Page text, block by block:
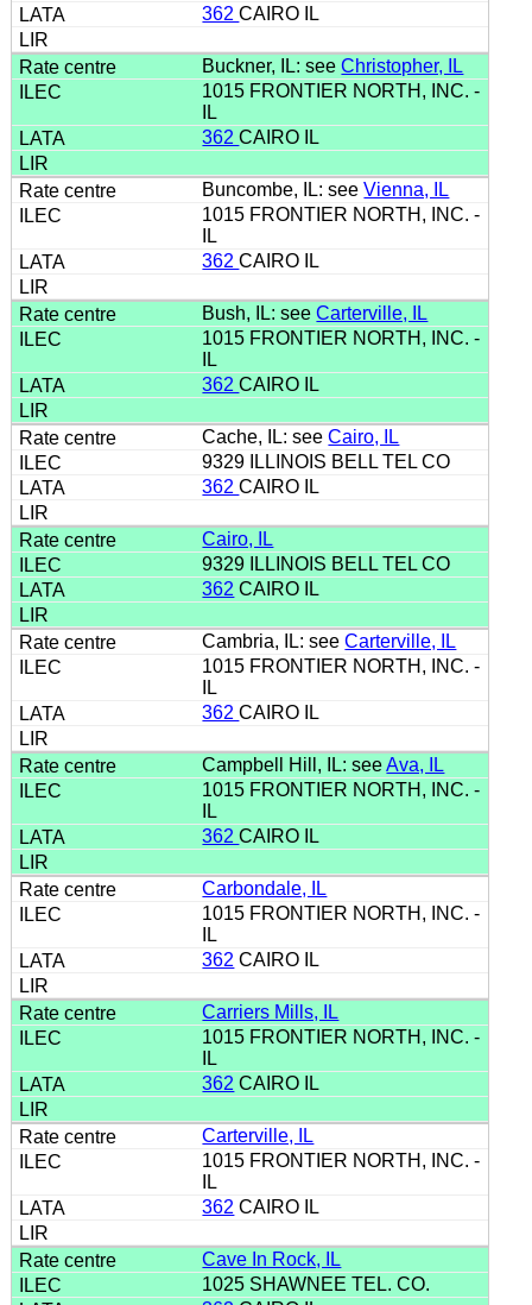
362CAIRO IL
Buckner, IL: seeChristopher, IL
1015 FRONTIER NORTH, INC. -
IL
362CAIRO IL
Buncombe, IL: seeVienna, IL
1015 FRONTIER NORTH, INC. -
IL
362CAIRO IL
Bush, IL: seeCarterville, IL
1015 FRONTIER NORTH, INC. -
IL
362CAIRO IL
Cache, IL: seeCairo, IL
9329 ILLINOIS BELL TEL CO
362CAIRO IL
Cairo, IL
9329 ILLINOIS BELL TEL CO
362 CAIRO IL
Cambria, IL: seeCarterville, IL
1015 FRONTIER NORTH, INC. -
IL
362CAIRO IL
Campbell Hill, IL: seeAva, IL
1015 FRONTIER NORTH, INC. -
IL
362CAIRO IL
Carbondale, IL
1015 FRONTIER NORTH, INC. -
IL
362 CAIRO IL
Carriers Mills, IL
1015 FRONTIER NORTH, INC. -
IL
362 CAIRO IL
Carterville, IL
1015 FRONTIER NORTH, INC. -
IL
362 CAIRO IL
Cave In Rock, IL
1025 SHAWNEE TEL. CO.